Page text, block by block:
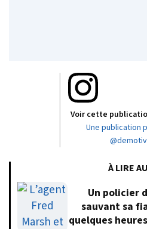
Voir cette
Une publication
À LIRE
Un policier
sauvant sa
quelques